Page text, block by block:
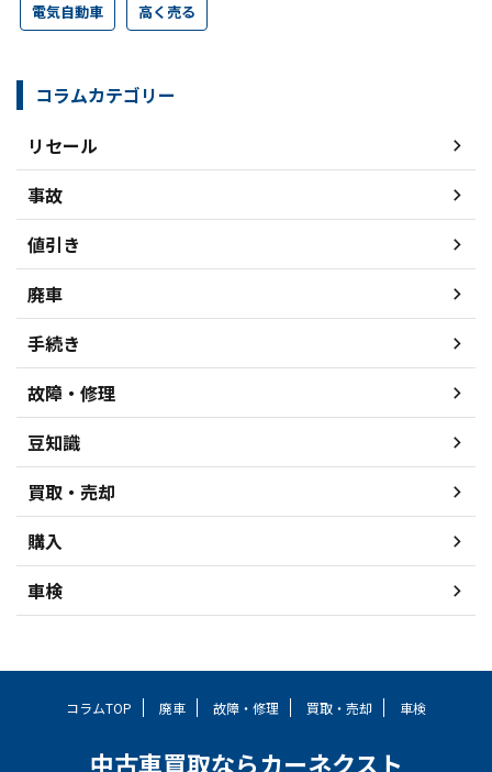
電気自動車 高く売る
コラムカテゴリー
リセール
事故
値引き
廃車
手続き
故障・修理
豆知識
買取・売却
購入
車検
コラムTOP 廃車 故障・修理 買取・売却 車検
中古車買取ならカーネクスト